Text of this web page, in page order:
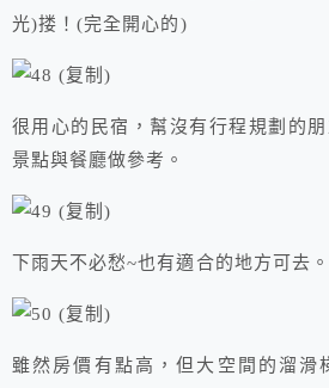
光)搂！(完全開心的)
很用心的民宿，幫沒有行程規劃的
景點與餐廳做參考。
下雨天不必愁~也有適合的地方可去。
雖然房價有點高，但大空間的溜滑